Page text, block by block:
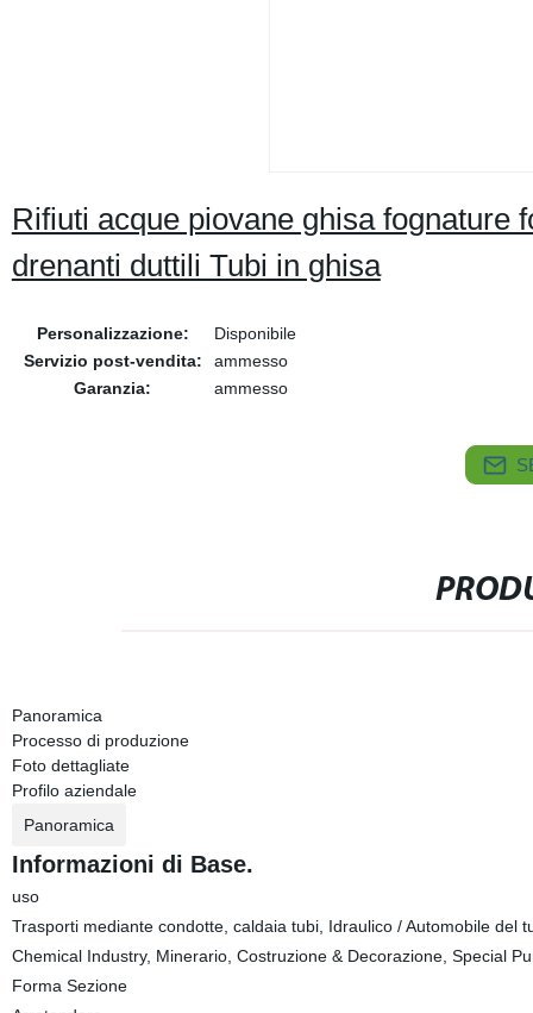
Rifiuti acque piovane ghisa fognature
drenanti duttili Tubi in ghisa
Personalizzazione:
Disponibile
Servizio post-vendita:
ammesso
Garanzia:
ammesso
Panoramica
Processo di produzione
Foto dettagliate
Profilo aziendale
Panoramica
Informazioni di Base.
uso
Trasporti mediante condotte, caldaia tubi, Idraulico / Automobile del
Chemical Industry, Minerario, Costruzione & Decorazione, Special
Forma Sezione